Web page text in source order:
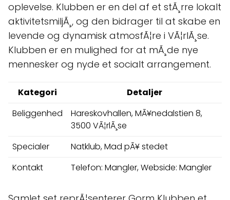
oplevelse. Klubben er en del af et stÃ¸rre lokalt
aktivitetsmiljÃ¸, og den bidrager til at skabe en
levende og dynamisk atmosfÃ¦re i VÃ¦rlÃ¸se.
Klubben er en mulighed for at mÃ¸de nye
mennesker og nyde et socialt arrangement.
Kategori
Detaljer
Beliggenhed
Hareskovhallen, MÃ¥nedalstien 8,
3500 VÃ¦rlÃ¸se
Specialer
Natklub, Mad pÃ¥ stedet
Kontakt
Telefon: Mangler, Webside: Mangler